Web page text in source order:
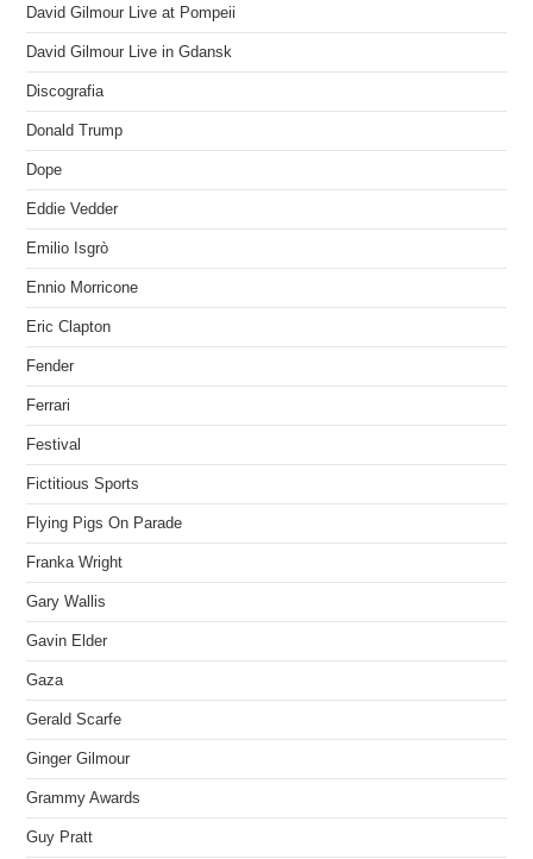
David Gilmour Live at Pompeii
David Gilmour Live in Gdansk
Discografia
Donald Trump
Dope
Eddie Vedder
Emilio Isgrò
Ennio Morricone
Eric Clapton
Fender
Ferrari
Festival
Fictitious Sports
Flying Pigs On Parade
Franka Wright
Gary Wallis
Gavin Elder
Gaza
Gerald Scarfe
Ginger Gilmour
Grammy Awards
Guy Pratt